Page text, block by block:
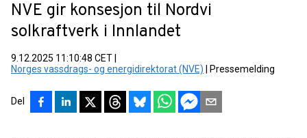
NVE gir konsesjon til Nordvi
solkraftverk i Innlandet
9.12.2025 11:10:48 CET
Norges vassdrags- og energidirektorat (NVE)
Pressemelding
Del